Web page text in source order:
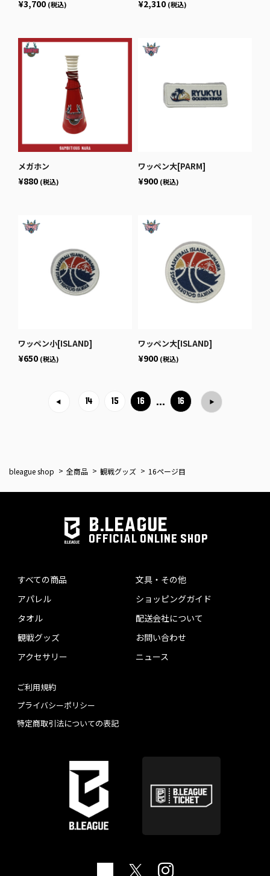
¥3,700 (税込) ¥2,310 (税込)
メガホン
¥880 (税込)
ワッペン大[PARM]
¥900 (税込)
ワッペン小[ISLAND]
¥650 (税込)
ワッペン大[ISLAND]
¥900 (税込)
14 15 16 … 16
bleague shop 全商品 観戦グッズ 16ページ目
B.LEAGUE
OFFICIAL ONLINE SHOP
すべての商品
アパレル
タオル
観戦グッズ
アクセサリー
文具・その他
ショッピングガイド
配送会社について
お問い合わせ
ニュース
ご利用規約
プライバシーポリシー
特定商取引法についての表記